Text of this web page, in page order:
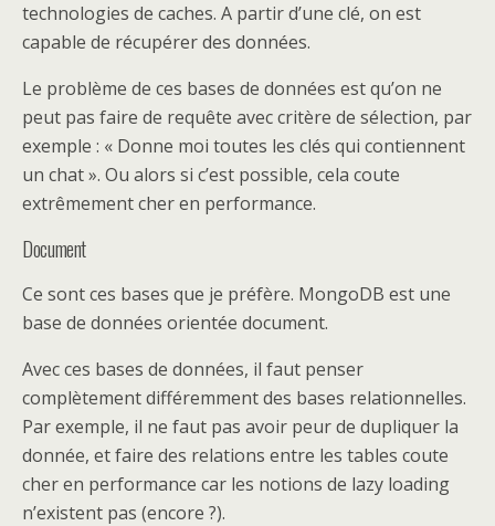
technologies de caches. A partir d’une clé, on est
capable de récupérer des données.
Le problème de ces bases de données est qu’on ne
peut pas faire de requête avec critère de sélection, par
exemple : « Donne moi toutes les clés qui contiennent
un chat ». Ou alors si c’est possible, cela coute
extrêmement cher en performance.
Document
Ce sont ces bases que je préfère. MongoDB est une
base de données orientée document.
Avec ces bases de données, il faut penser
complètement différemment des bases relationnelles.
Par exemple, il ne faut pas avoir peur de dupliquer la
donnée, et faire des relations entre les tables coute
cher en performance car les notions de lazy loading
n’existent pas (encore ?).